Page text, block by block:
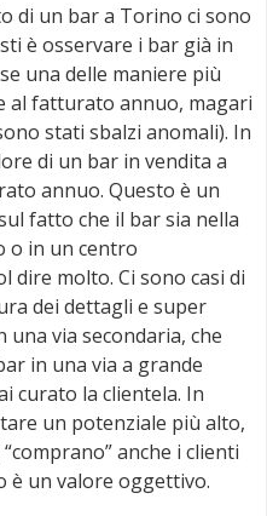
di un bar a Torino ci sono
è osservare i bar già in
una delle maniere più
al fatturato annuo, magari
stati sbalzi anomali). In
di un bar in vendita a
annuo. Questo è un
fatto che il bar sia nella
o in un centro
dire molto. Ci sono casi di
dei dettagli e super
una via secondaria, che
in una via a grande
curato la clientela. In
un potenziale più alto,
anche i clienti
è un valore oggettivo.